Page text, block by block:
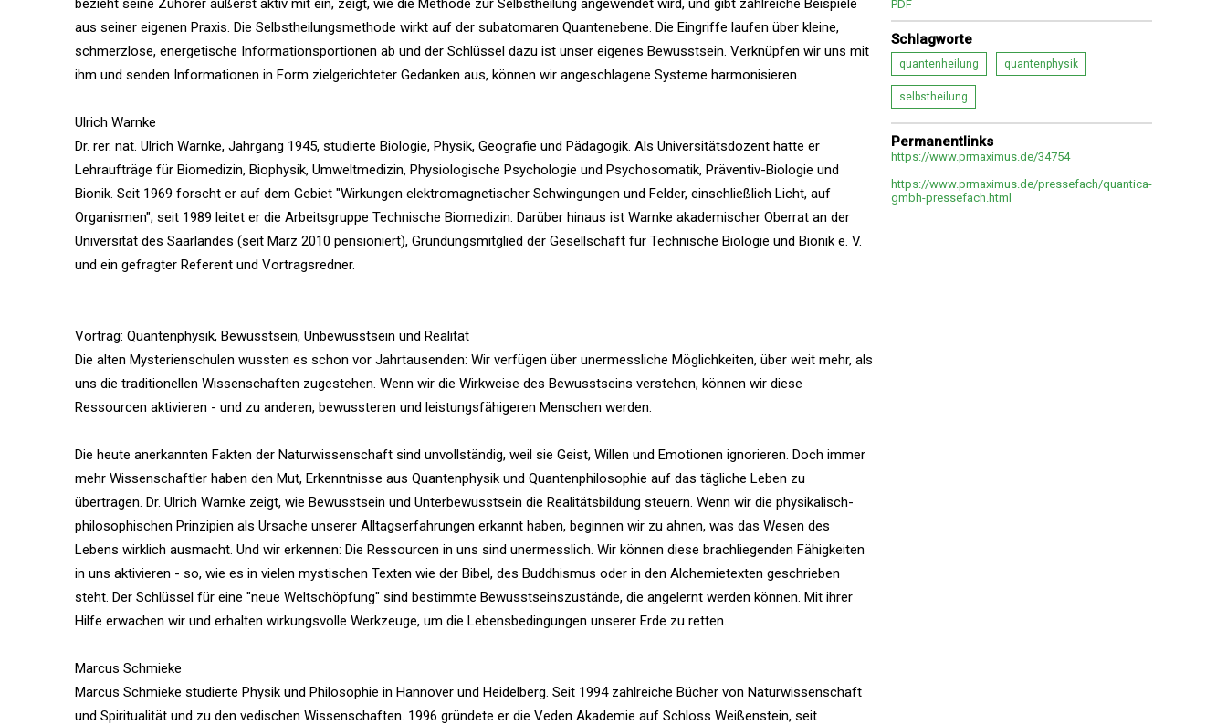
bezieht seine Zuhörer äußerst aktiv mit ein, zeigt, wie die Methode zur Selbstheilung angewendet wird, und gibt zahlreiche Beispiele
aus seiner eigenen Praxis. Die Selbstheilungsmethode wirkt auf der subatomaren Quantenebene. Die Eingriffe laufen über kleine,
schmerzlose, energetische Informationsportionen ab und der Schlüssel dazu ist unser eigenes Bewusstsein. Verknüpfen wir uns mit
ihm und senden Informationen in Form zielgerichteter Gedanken aus, können wir angeschlagene Systeme harmonisieren.
Ulrich Warnke
Dr. rer. nat. Ulrich Warnke, Jahrgang 1945, studierte Biologie, Physik, Geografie und Pädagogik. Als Universitätsdozent hatte er
Lehraufträge für Biomedizin, Biophysik, Umweltmedizin, Physiologische Psychologie und Psychosomatik, Präventiv-Biologie und
Bionik. Seit 1969 forscht er auf dem Gebiet "Wirkungen elektromagnetischer Schwingungen und Felder, einschließlich Licht, auf
Organismen"; seit 1989 leitet er die Arbeitsgruppe Technische Biomedizin. Darüber hinaus ist Warnke akademischer Oberrat an der
Universität des Saarlandes (seit März 2010 pensioniert), Gründungsmitglied der Gesellschaft für Technische Biologie und Bionik e. V.
und ein gefragter Referent und Vortragsredner.
Vortrag: Quantenphysik, Bewusstsein, Unbewusstsein und Realität
Die alten Mysterienschulen wussten es schon vor Jahrtausenden: Wir verfügen über unermessliche Möglichkeiten, über weit mehr, als
uns die traditionellen Wissenschaften zugestehen. Wenn wir die Wirkweise des Bewusstseins verstehen, können wir diese
Ressourcen aktivieren - und zu anderen, bewussteren und leistungsfähigeren Menschen werden.
Die heute anerkannten Fakten der Naturwissenschaft sind unvollständig, weil sie Geist, Willen und Emotionen ignorieren. Doch immer
mehr Wissenschaftler haben den Mut, Erkenntnisse aus Quantenphysik und Quantenphilosophie auf das tägliche Leben zu
übertragen. Dr. Ulrich Warnke zeigt, wie Bewusstsein und Unterbewusstsein die Realitätsbildung steuern. Wenn wir die physikalisch-
philosophischen Prinzipien als Ursache unserer Alltagserfahrungen erkannt haben, beginnen wir zu ahnen, was das Wesen des
Lebens wirklich ausmacht. Und wir erkennen: Die Ressourcen in uns sind unermesslich. Wir können diese brachliegenden Fähigkeiten
in uns aktivieren - so, wie es in vielen mystischen Texten wie der Bibel, des Buddhismus oder in den Alchemietexten geschrieben
steht. Der Schlüssel für eine "neue Weltschöpfung" sind bestimmte Bewusstseinszustände, die angelernt werden können. Mit ihrer
Hilfe erwachen wir und erhalten wirkungsvolle Werkzeuge, um die Lebensbedingungen unserer Erde zu retten.
Marcus Schmieke
Marcus Schmieke studierte Physik und Philosophie in Hannover und Heidelberg. Seit 1994 zahlreiche Bücher von Naturwissenschaft
und Spiritualität und zu den vedischen Wissenschaften. 1996 gründete er die Veden Akademie auf Schloss Weißenstein, seit
PDF
Schlagworte
quantenheilung quantenphysik
selbstheilung
Permanentlinks
https://www.prmaximus.de/34754
https://www.prmaximus.de/pressefach/quantica-
gmbh-pressefach.html